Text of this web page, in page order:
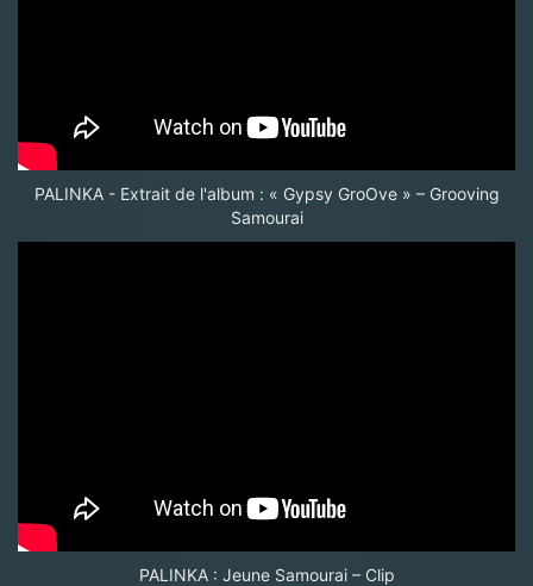
PALINKA - Extrait de l'album : « Gypsy GroOve » – Grooving
Samourai
PALINKA : Jeune Samourai – Clip